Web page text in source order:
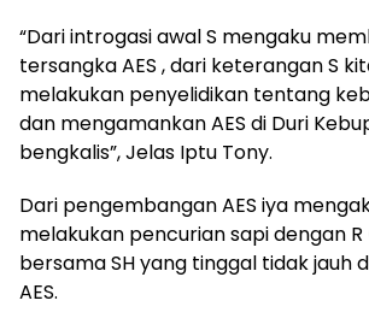
“Dari introgasi awal S mengaku
tersangka AES , dari keterangan S
melakukan penyelidikan tentang
dan mengamankan AES di Duri
bengkalis”, Jelas Iptu Tony.
Dari pengembangan AES iya
melakukan pencurian sapi dengan
bersama SH yang tinggal tidak jauh
AES.